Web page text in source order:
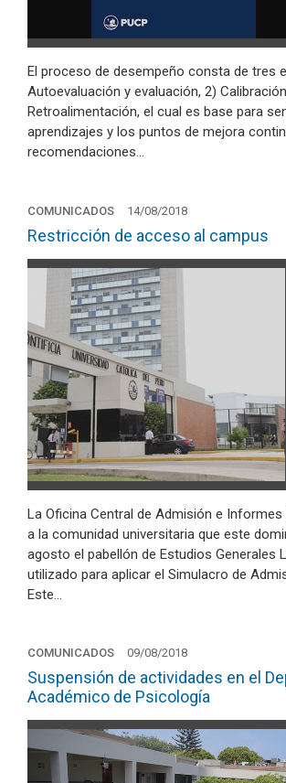
El proceso de desempeño consta de tres
Autoevaluación y evaluación, 2)
Retroalimentación, el cual es base para
aprendizajes y los puntos de mejora
recomendaciones…
COMUNICADOS 14/08/2018
Restricción de acceso al campus
La Oficina Central de Admisión e
a la comunidad universitaria que este
agosto el pabellón de Estudios Generales
utilizado para aplicar el Simulacro de
Este…
COMUNICADOS 09/08/2018
Suspensión de actividades en el
Académico de Psicología